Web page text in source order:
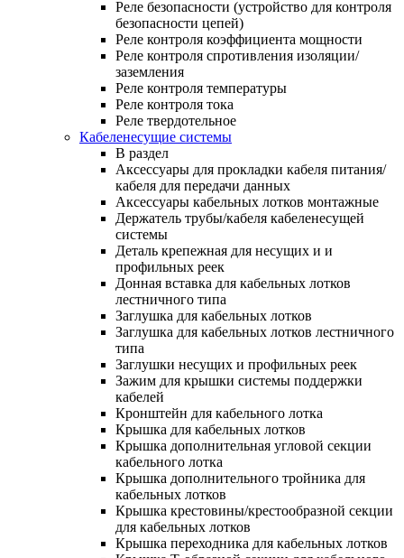
Реле безопасности (устройство для контроля
безопасности цепей)
Реле контроля коэффициента мощности
Реле контроля спротивления изоляции/
заземления
Реле контроля температуры
Реле контроля тока
Реле твердотельное
Кабеленесущие системы
В раздел
Аксессуары для прокладки кабеля питания/
кабеля для передачи данных
Аксессуары кабельных лотков монтажные
Держатель трубы/кабеля кабеленесущей
системы
Деталь крепежная для несущих и и
профильных реек
Донная вставка для кабельных лотков
лестничного типа
Заглушка для кабельных лотков
Заглушка для кабельных лотков лестничного
типа
Заглушки несущих и профильных реек
Зажим для крышки системы поддержки
кабелей
Кронштейн для кабельного лотка
Крышка для кабельных лотков
Крышка дополнительная угловой секции
кабельного лотка
Крышка дополнительного тройника для
кабельных лотков
Крышка крестовины/крестообразной секции
для кабельных лотков
Крышка переходника для кабельных лотков